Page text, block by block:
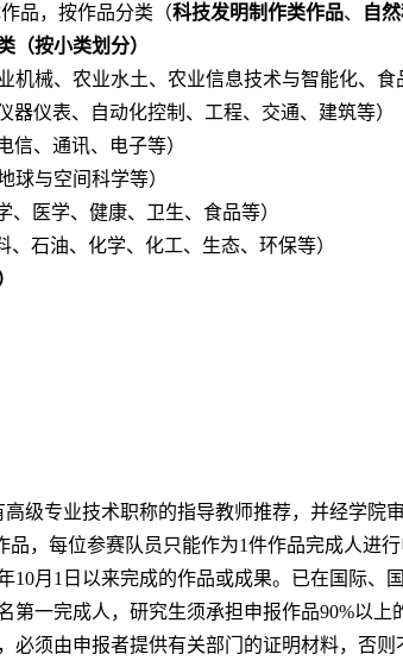
品，按作品分类（科技发明制作类作品、 自
（按小类划分）
机械、农业水土、农业信息技术与智能化、食
器仪表、自动化控制、工程、交通、建筑等）
信、通讯、电子等）
球与空间科学等）
医学、健康、卫生、食品等）
石油、化学、化工、生态、环保等）
级专业技术职称的指导教师推荐，并经学院
，每位参赛队员只能作为1件作品完成人进行
10月1日以来完成的作品或成果。已在国际、
第一完成人，研究生须承担申报作品90%以上
必须由申报者提供有关部门的证明材料，否则